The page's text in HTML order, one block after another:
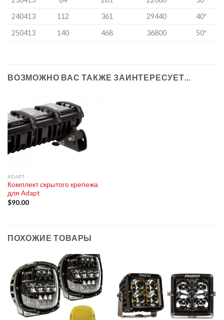
240413
112 361 29440
40″
250413
140 468 36800 50″
ВОЗМОЖНО ВАС ТАКЖЕ ЗАИНТЕРЕСУЕТ…
ADAPT
Комплект скрытого крепежа
для Adapt
$90.00
ПОХОЖИЕ ТОВАРЫ